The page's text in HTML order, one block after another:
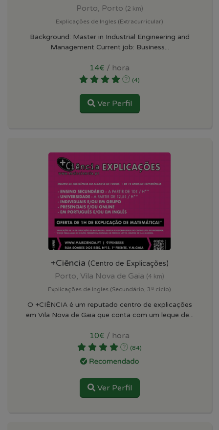
Porto, Porto (2 km)
Explicações de Ingles (Extracurricular)
Background: Master in Industrial Engineering and
Management Current job: Business...
14€ / hora
(4)
Ver Perfil
+Ciência (Centro de Explicações)
Porto, Vila Nova de Gaia (4 km)
Explicações de Ingles (Secundário, 3º ciclo)
O +CIÊNCIA é um reputado centro de explicações
em Vila Nova de Gaia que conta com um leque de...
10€ / hora
(84)
Ver Perfil